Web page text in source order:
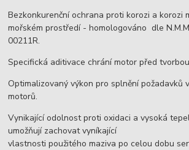
Bezkonkurenční ochrana proti korozi a korozi
mořském prostředí - homologováno dle
00211R.
Specifická aditivace chrání motor před
Optimalizovaný výkon pro splnění požadavků
motorů.
Vynikající odolnost proti oxidaci a vysoká
umožňují zachovat vyníkající
vlastnosti použitého maziva po celou dobu